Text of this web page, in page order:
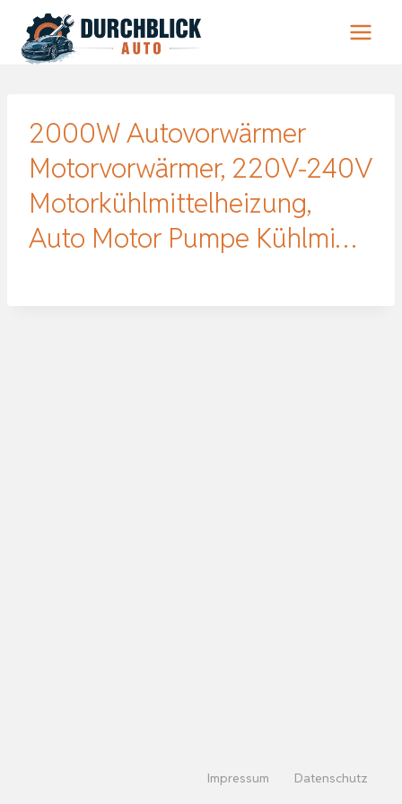
Inhalt
springen
2000W Autovorwärmer
Motorvorwärmer, 220V-240V
Motorkühlmittelheizung,
Auto Motor Pumpe Kühlmi…
Impressum Datenschutz